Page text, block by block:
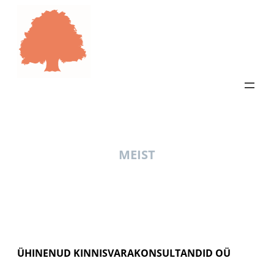
JUURDE
MEIST
ÜHINENUD KINNISVARAKONSULTANDID OÜ